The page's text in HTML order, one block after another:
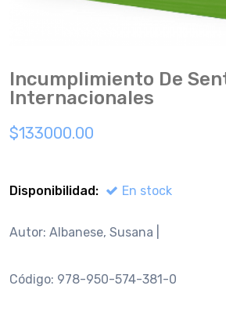
Incumplimiento De
Internacionales
$133000.00
Disponibilidad: En stock
Autor: Albanese, Susana |
Código: 978-950-574-381-0